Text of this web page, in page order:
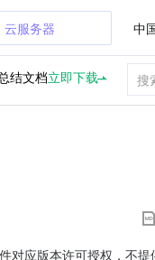
云服务器 中
结文档立即下载
应版本许可授权，不提